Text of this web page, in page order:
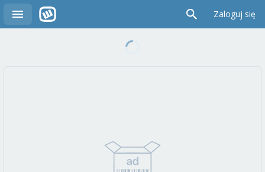
Zaloguj się